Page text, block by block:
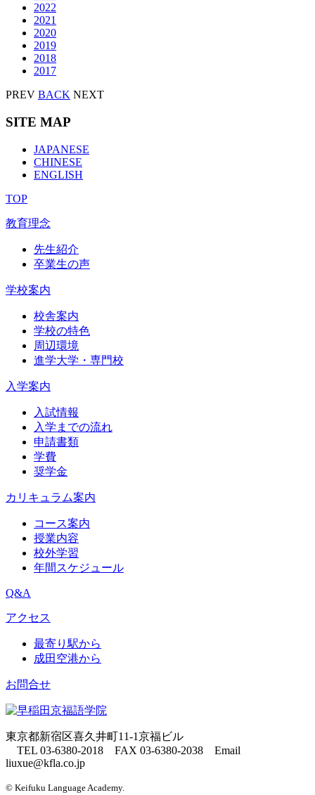
2022
2021
2020
2019
2018
2017
PREV BACK NEXT
SITE MAP
JAPANESE
CHINESE
ENGLISH
TOP
教育理念
先生紹介
卒業生の声
学校案内
校舎案内
学校の特色
周辺環境
進学大学・専門校
入学案内
入試情報
入学までの流れ
申請書類
学費
奨学金
カリキュラム案内
コース案内
授業内容
校外学習
年間スケジュール
Q&A
アクセス
最寄り駅から
成田空港から
お問合せ
東京都新宿区喜久井町11-1京福ビル
TEL 03-6380-2018 FAX 03-6380-2038 Email
liuxue@kfla.co.jp
© Keifuku Language Academy.